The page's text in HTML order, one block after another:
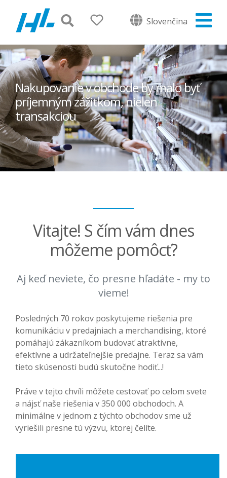
Slovenčina
Nakupovanie v obchode by malo byť
príjemným zážitkom, nielen
transakciou
Vitajte! S čím vám dnes
môžeme pomôcť?
Aj keď neviete, čo presne hľadáte - my to
vieme!
Posledných 70 rokov poskytujeme riešenia pre
komunikáciu v predajniach a merchandising, ktoré
pomáhajú zákazníkom budovať atraktívne,
efektívne a udržateľnejšie predajne. Teraz sa vám
tieto skúsenosti budú skutočne hodiť...!
Práve v tejto chvíli môžete cestovať po celom svete
a nájsť naše riešenia v 350 000 obchodoch. A
minimálne v jednom z týchto obchodov sme už
vyriešili presne tú výzvu, ktorej čelíte.